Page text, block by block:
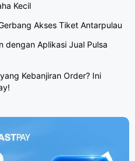
Kecil
Akses Tiket Antarpulau
dengan Aplikasi Jual Pulsa
Kebanjiran Order? Ini